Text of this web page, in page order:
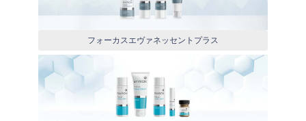
フォーカスエヴァネッセントプラス